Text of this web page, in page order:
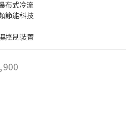
布式冷流
節能科技
控制裝置